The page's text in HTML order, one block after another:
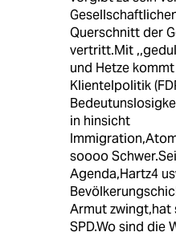
Querschnitt der
vertritt.Mit
und Hetze
Klientelpolitik
in hinsicht
soooo
Agenda,Hartz4
Armut zwingt,hat
SPD.Wo sind die